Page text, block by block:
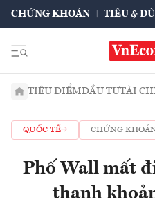
CHỨNG KHOÁN TIÊU &
TIÊU ĐIỂMĐẦU TƯTÀI
QUỐC TẾ CHỨNG
Phố Wall mất
thanh